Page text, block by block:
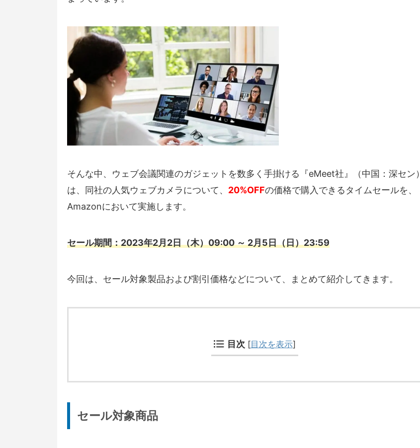
そんな中、ウェブ会議関連のガジェットを数多く手掛ける『eMeet社』（中国：深セン）
は、同社の人気ウェブカメラについて、 20%OFFの価格で購入できるタイムセールを、
Amazonにおいて実施します。
セール期間：2023年2月2日（木）09:00 ～ 2月5日（日）23:59
今回は、セール対象製品および割引価格などについて、まとめて紹介してきます。
目次 [目次を表示]
セール対象商品